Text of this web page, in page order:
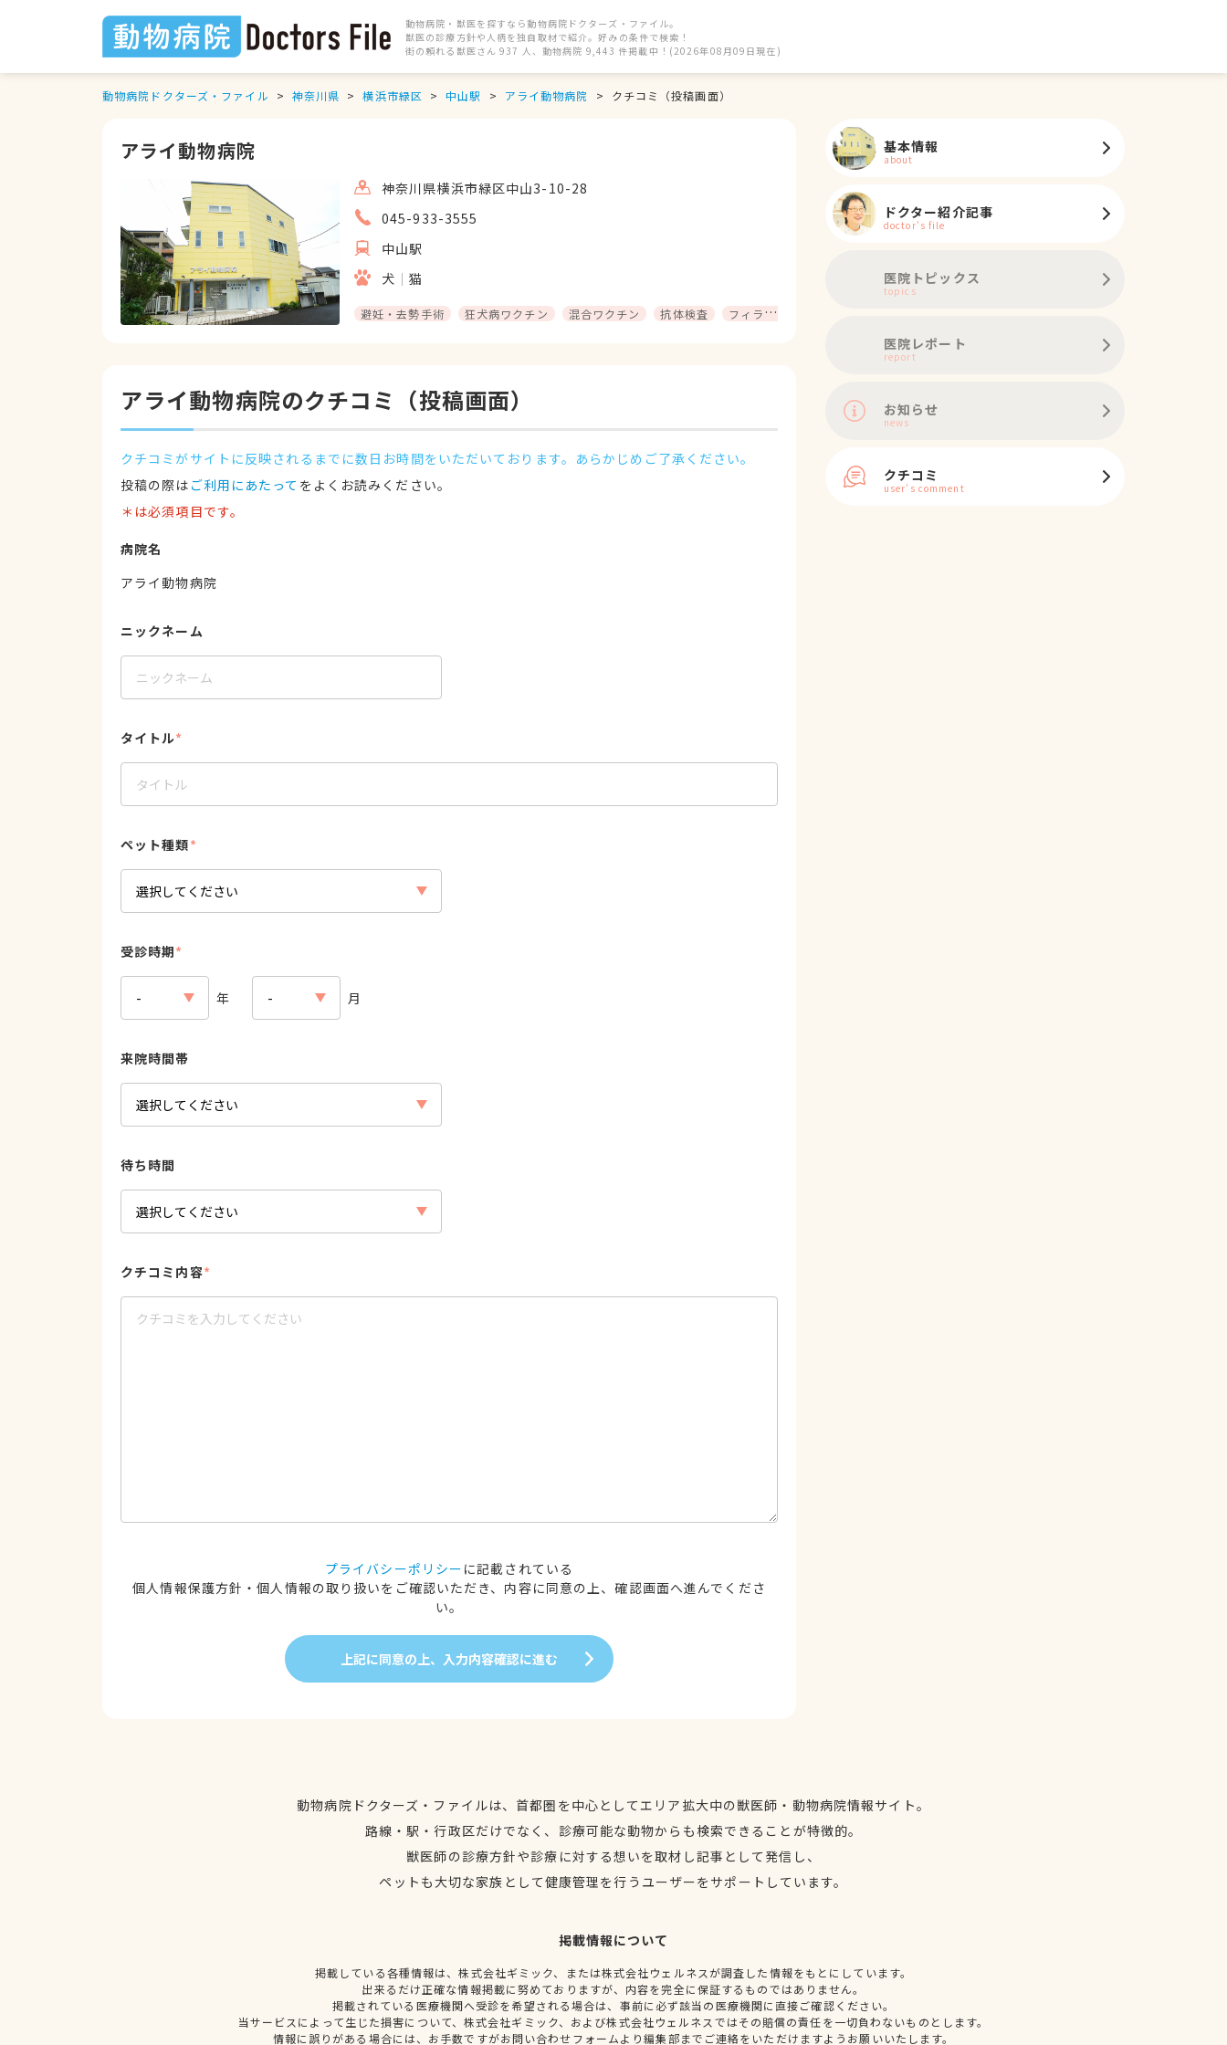
動物病院・獣医を探すなら動物病院ドクターズ・ファイル。
獣医の診療方針や人柄を独自取材で紹介。好みの条件で検索！
街の頼れる獣医さん 937 人、動物病院 9,443 件掲載中！(2026年08月09日現在)
動物病院ドクターズ・ファイル 神奈川県 横浜市緑区 中山駅 アライ動物病院 クチコミ（投稿画面）
アライ動物病院
神奈川県横浜市緑区中山3-10-28
045-933-3555
中山駅
犬
猫
避妊・去勢手術 狂犬病ワクチン 混合ワクチン 抗体検査 フィラリア予防
アライ動物病院のクチコミ（投稿画面）
クチコミがサイトに反映されるまでに数日お時間をいただいております。あらかじめご了承ください。
投稿の際は ご利用にあたって をよくお読みください。
＊は必須項目です。
病院名
アライ動物病院
ニックネーム
タイトル*
ペット種類*
受診時期*
年 月
来院時間帯
待ち時間
クチコミ内容*
プライバシーポリシー に記載されている
個人情報保護方針・個人情報の取り扱いをご確認いただき、内容に同意の上、確認画面へ進んでくださ
い。
上記に同意の上、入力内容確認に進む
基本情報
about
ドクター紹介記事
doctor's file
医院トピックス
topics
医院レポート
report
お知らせ
news
クチコミ
user's comment
動物病院ドクターズ・ファイルは、首都圏を中心としてエリア拡大中の獣医師・動物病院情報サイト。
路線・駅・行政区だけでなく、診療可能な動物からも検索できることが特徴的。
獣医師の診療方針や診療に対する想いを取材し記事として発信し、
ペットも大切な家族として健康管理を行うユーザーをサポートしています。
掲載情報について
掲載している各種情報は、株式会社ギミック、または株式会社ウェルネスが調査した情報をもとにしています。
出来るだけ正確な情報掲載に努めておりますが、内容を完全に保証するものではありません。
掲載されている医療機関へ受診を希望される場合は、事前に必ず該当の医療機関に直接ご確認ください。
当サービスによって生じた損害について、株式会社ギミック、および株式会社ウェルネスではその賠償の責任を一切負わないものとします。
情報に誤りがある場合には、お手数ですがお問い合わせフォームより編集部までご連絡をいただけますようお願いいたします。